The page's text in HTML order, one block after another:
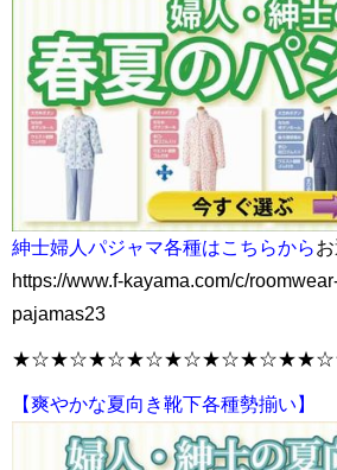
紳士婦人パジャマ各種はこちらから
https://www.f-kayama.com/c/
pajamas23
【爽やかな夏向き靴下各種勢揃い】